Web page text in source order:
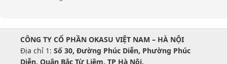
CÔNG TY CỔ PHẦN OKASU VIỆT NAM – HÀ NỘI
Địa chỉ 1: Số 30, Đường Phúc Diễn, Phường Phúc
Diễn, Quận Bắc Từ Liêm, TP Hà Nội.